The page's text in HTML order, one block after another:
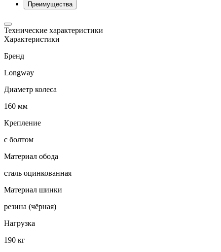
Преимущества
Технические характеристики
Характеристики
Бренд
Longway
Диаметр колеса
160 мм
Крепление
с болтом
Материал обода
сталь оцинкованная
Материал шинки
резина (чёрная)
Нагрузка
190 кг